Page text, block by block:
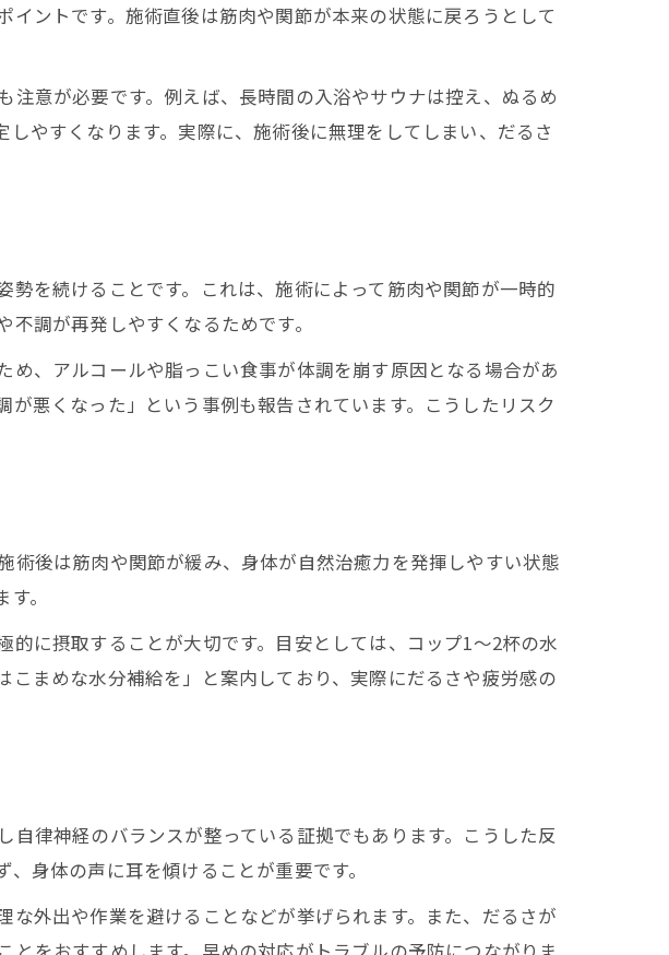
健康効果
とは
運動や入浴
慣の工夫
方法
と対処法
スを整えるコツ
のセルフケア
とリラックス法
アの基本
ッチ習慣
常動作の工夫
予防しよう
の始め方
ポイント
ントです。施術直後は筋肉や関節が本来の状態に戻ろうとして
意が必要です。例えば、長時間の入浴やサウナは控え、ぬるめ
やすくなります。実際に、施術後に無理をしてしまい、だるさ
を続けることです。これは、施術によって筋肉や関節が一時的
調が再発しやすくなるためです。
、アルコールや脂っこい食事が体調を崩す原因となる場合があ
悪くなった」という事例も報告されています。こうしたリスク
後は筋肉や関節が緩み、身体が自然治癒力を発揮しやすい状態
。
に摂取することが大切です。目安としては、コップ1～2杯の水
まめな水分補給を」と案内しており、実際にだるさや疲労感の
律神経のバランスが整っている証拠でもあります。こうした反
身体の声に耳を傾けることが重要です。
外出や作業を避けることなどが挙げられます。また、だるさが